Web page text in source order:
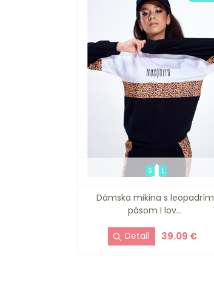
Dámska mikina s leopadrím
pásom I lov...
39.09 €
S L